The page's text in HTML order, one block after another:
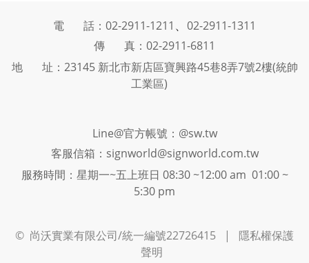
電 話：02-2911-1211 、 02-2911-1311
傳 真：02-2911-6811
地 址：23145 新北市新店區寶興路45巷8弄7號2樓(統帥
工業區)
Line@官方帳號：@sw.tw
客服信箱：signworld@signworld.com.tw
服務時間：星期一~五上班日 08:30 ~12:00 am 01:00 ~
5:30 pm
© 尚沃實業有限公司/統一編號22726415 | 隱私權保護
聲明